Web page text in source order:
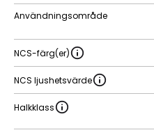
Användningsområde
NCS-färg(er)
NCS ljushetsvärde
Halkklass